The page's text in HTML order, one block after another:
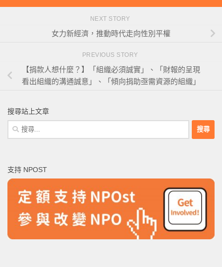
NEXT STORY
女力新經濟，推動時代走向性別平權
PREVIOUS STORY
【捐款人想什麼？】「組織必須誠實」、「財報的呈現
看出組織的溝通誠意」、「傾向捐助亟需資源的組織」
搜尋站上文章
搜
尋
字:
支持 NPOST